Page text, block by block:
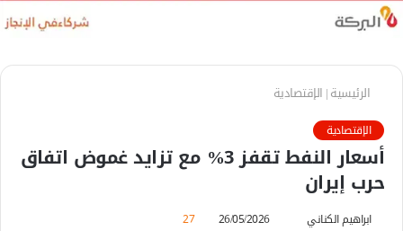
الرئيسية| الإقتصادية
الإقتصادية
أسعار النفط تقفز 3% مع تزايد غموض اتفاق
حرب إيران
ابراهيم الكناني 26/05/2026
27